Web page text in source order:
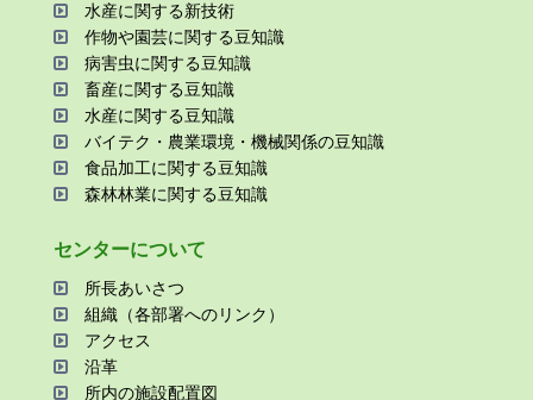
⽔産に関する新技術
作物や園芸に関する⾖知識
病害⾍に関する⾖知識
畜産に関する⾖知識
⽔産に関する⾖知識
バイテク・農業環境・機械関係の⾖知識
⾷品加⼯に関する⾖知識
森林林業に関する⾖知識
センターについて
所⻑あいさつ
組織（各部署へのリンク）
アクセス
沿⾰
所内の施設配置図